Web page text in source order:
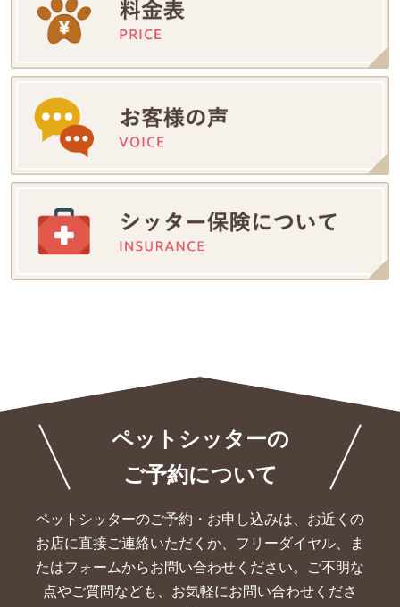
ペットシッターの
ご予約について
ペットシッターのご予約・お申し込みは、お近くの
お店に直接ご連絡いただくか、 フリーダイヤル、ま
たはフォームからお問い合わせください。ご不明な
点やご質問なども、お気軽にお問い合わせくださ